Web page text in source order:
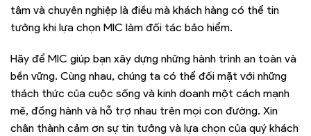
tâm và chuyên nghiệp là điều mà khách hàng có thể tin
tưởng khi lựa chọn MIC làm đối tác bảo hiểm.
Hãy để MIC giúp bạn xây dựng những hành trình an toàn và
bền vững. Cùng nhau, chúng ta có thể đối mặt với những
thách thức của cuộc sống và kinh doanh một cách mạnh
mẽ, đồng hành và hỗ trợ nhau trên mọi con đường. Xin
chân thành cảm ơn sự tin tưởng và lựa chọn của quý khách